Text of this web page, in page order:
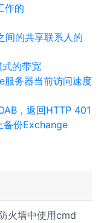
火墙中使用cmd
作的
的共享联系人的
的带宽
服务器当前访问速度
，返回HTTP 401
份Exchange